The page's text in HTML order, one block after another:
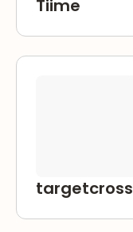
Tiime
targetcross